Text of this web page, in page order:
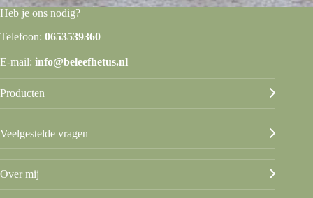
Heb je ons nodig?
Telefoon: 0653539360
E-mail: info@beleefhetus.nl
Producten
Veelgestelde vragen
Over mij